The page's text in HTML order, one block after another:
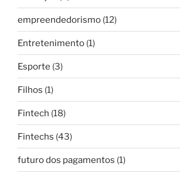
empreendedorismo (12)
Entretenimento (1)
Esporte (3)
Filhos (1)
Fintech (18)
Fintechs (43)
futuro dos pagamentos (1)